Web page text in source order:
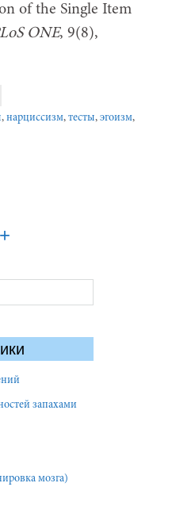
of the Single Item
ONE, 9(8),
, нарциссизм, тесты, эгоизм,
запахами
мозга)